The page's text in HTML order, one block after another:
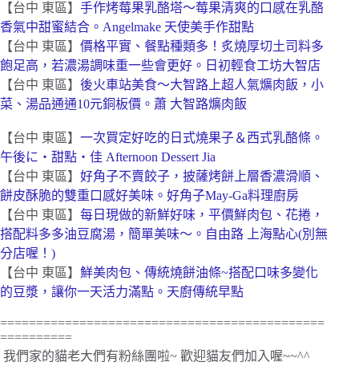
【台中 東區】 手作烤莓果乳酪塔～莓果清爽的口感在乳酪
香氣中甜蜜結合。Angelmake 天使美手作甜點
【台中 東區】 價格平實、餐點種類多！炙燒厚切土司料多
飽足高，若濃湯調味重一些會更好。日初輕食工坊大智店
【台中 東區】 後火車站美食～大智路上超人氣爌肉飯，小
菜、湯品通通10元銅板價。蕭 大智路爌肉飯
【台中 東區】 一次買定好吃的日式燒果子＆西式乳酪條。
午後に‧甜點‧佳 Afternoon Dessert Jia
【台中 東區】 好角子不賣餃子，披薩烤餅上層香濃滑順、
餅皮酥脆的雙重口感好美味。好角子May-Ga料理廚房
【台中 東區】 每日現做的新鮮好味，平價鮮肉包、花捲，
搭配料多多油豆腐湯，簡單美味～。自由路 上海點心(別無
分店喔！)
【台中 東區】 鮮美肉包、傳統燒餅油條~搭配口味多變化
的豆漿，讓你一天活力滿點。天廚傳統早點
=============================================
==========
我們家的貓老大們有粉絲團啦~ 歡迎貓友們加入喔~~^^